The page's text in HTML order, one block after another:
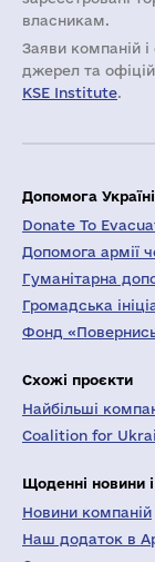
власникам.
Заяви компаній i
джерел та
KSE Institute.
Допомога Україні
Donate To
Допомога армії
Гуманітарна
Громадська
Фонд
Схожі проєкти
Найбільші
Coalition for
Щоденні новини
Новини компаній
Наш додаток в